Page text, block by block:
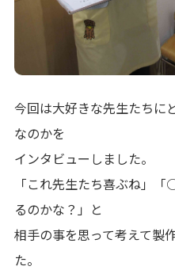
今回は大好きな先生たちに
なのかを
インタビューしました。
「これ先生たち喜ぶね」
るのかな？」と
相手の事を思って考えて製
た。